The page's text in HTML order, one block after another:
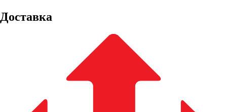
Доставка